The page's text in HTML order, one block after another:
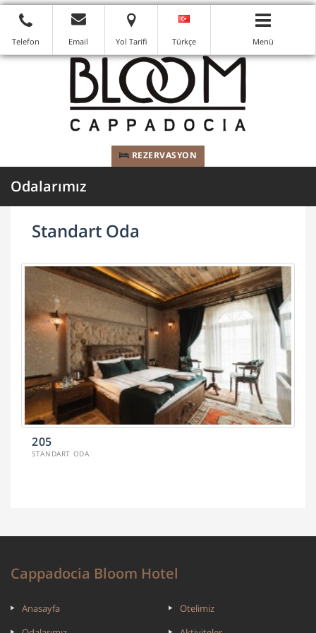
Telefon Email Yol Tarifi Türkçe Menü
REZERVASYON
Odalarımız
Standart Oda
205
STANDART ODA
Cappadocia Bloom Hotel
Anasayfa
Otelimiz